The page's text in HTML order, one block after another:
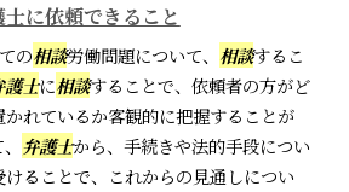
に依頼できること
の相談労働問題について、 相談するこ
護士に相談することで、依頼者の方がど
れているか客観的に把握することが
弁護士から、手続きや法的手段につい
ることで、これからの見通しについ